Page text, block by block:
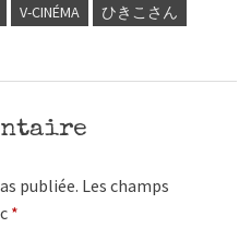
V-CINÉMA ひきこさん
publiée. Les champs
*